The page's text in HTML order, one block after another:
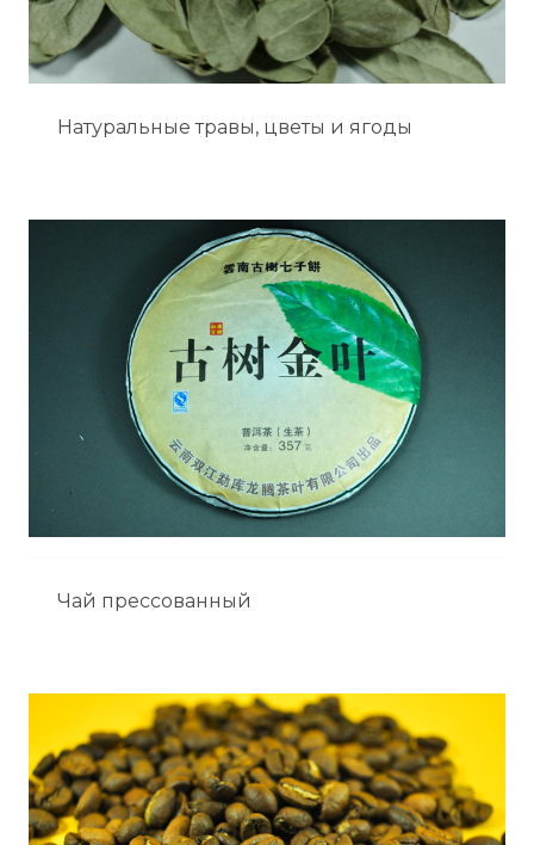
Натуральные травы, цветы и ягоды
Чай прессованный